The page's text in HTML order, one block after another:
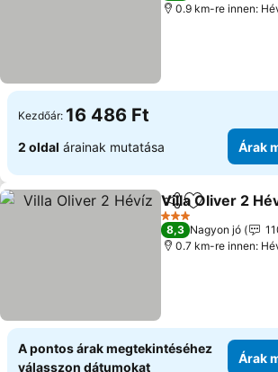
0.9 km-re innen:
Kezdőár: 16 486 Ft
2 oldal árainak mutatása Árak
Megosztás
Hozzáadás
Villa Oliver 2
3 Kategória
8,3 Nagyon jó
0.7 km-re innen:
A pontos árak megtekintéséhez
válasszon dátumokat
Árak